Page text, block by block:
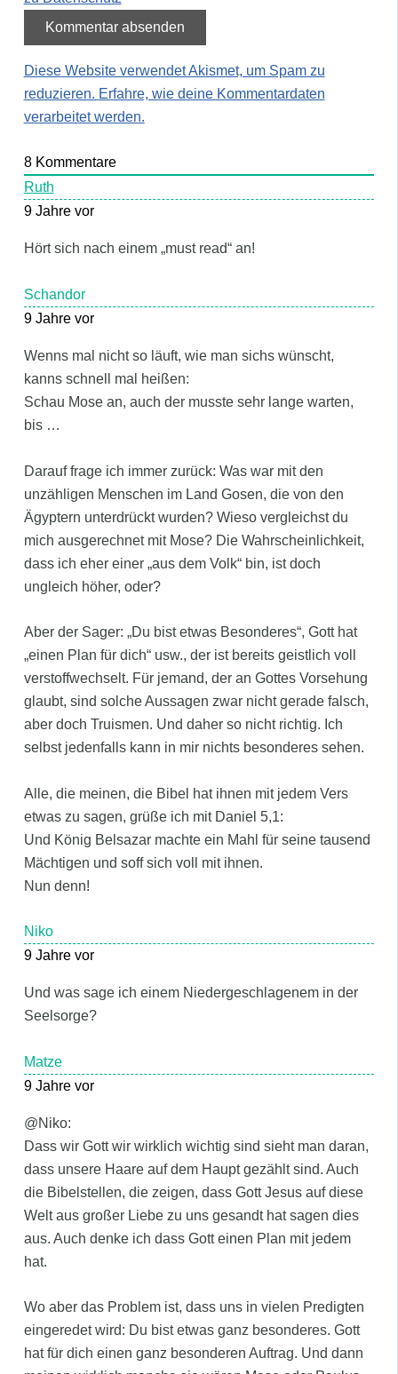
Diese Website verwendet Akismet, um Spam zu
reduzieren. Erfahre, wie deine Kommentardaten
verarbeitet werden.
8Kommentare
Ruth
9 Jahre vor
Hört sich nach einem „must read“ an!
Schandor
9 Jahre vor
Wenns mal nicht so läuft, wie man sichs wünscht,
kanns schnell mal heißen:
Schau Mose an, auch der musste sehr lange warten,
bis …
Darauf frage ich immer zurück: Was war mit den
unzähligen Menschen im Land Gosen, die von den
Ägyptern unterdrückt wurden? Wieso vergleichst du
mich ausgerechnet mit Mose? Die Wahrscheinlichkeit,
dass ich eher einer „aus dem Volk“ bin, ist doch
ungleich höher, oder?
Aber der Sager: „Du bist etwas Besonderes“, Gott hat
„einen Plan für dich“ usw., der ist bereits geistlich voll
verstoffwechselt. Für jemand, der an Gottes Vorsehung
glaubt, sind solche Aussagen zwar nicht gerade falsch,
aber doch Truismen. Und daher so nicht richtig. Ich
selbst jedenfalls kann in mir nichts besonderes sehen.
Alle, die meinen, die Bibel hat ihnen mit jedem Vers
etwas zu sagen, grüße ich mit Daniel 5,1:
Und König Belsazar machte ein Mahl für seine tausend
Mächtigen und soff sich voll mit ihnen.
Nun denn!
Niko
9 Jahre vor
Und was sage ich einem Niedergeschlagenem in der
Seelsorge?
Matze
9 Jahre vor
@Niko:
Dass wir Gott wir wirklich wichtig sind sieht man daran,
dass unsere Haare auf dem Haupt gezählt sind. Auch
die Bibelstellen, die zeigen, dass Gott Jesus auf diese
Welt aus großer Liebe zu uns gesandt hat sagen dies
aus. Auch denke ich dass Gott einen Plan mit jedem
hat.
Wo aber das Problem ist, dass uns in vielen Predigten
eingeredet wird: Du bist etwas ganz besonderes. Gott
hat für dich einen ganz besonderen Auftrag. Und dann